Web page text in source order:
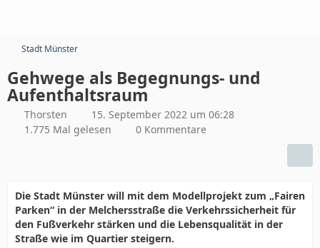
Stadt Münster
Gehwege als Begegnungs- und
Aufenthaltsraum
Thorsten
15. September 2022 um 06:28
1.775 Mal gelesen
0 Kommentare
Die Stadt Münster will mit dem Modellprojekt zum „Fairen
Parken“ in der Melchersstraße die Verkehrssicherheit für
den Fußverkehr stärken und die Lebensqualität in der
Straße wie im Quartier steigern.